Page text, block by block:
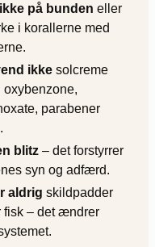
på bunden eller
i korallerne med
ikke solcreme
oxybenzone,
parabener
blitz – det forstyrrer
syn og adfærd.
aldrig skildpadder
fisk – det ændrer